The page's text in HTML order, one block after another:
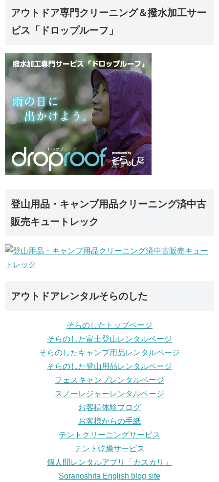
アウトドア専門クリーニング＆撥水加工サー
ビス「ドロップルーフ」
登山用品・キャンプ用品クリーニング済中古
販売キュートレック
アウトドアレンタルそらのした
そらのしたトップページ
そらのした富士登山レンタルページ
そらのしたキャンプ用品レンタルページ
そらのした登山用品レンタルページ
フェスキャンプレンタルページ
スノーレジャーレンタルページ
お客様体験ブログ
お客様からの手紙
テントクリーニングサービス
テント乾燥サービス
個人間レンタルアプリ「カスカリ」
Soranoshita English blog site